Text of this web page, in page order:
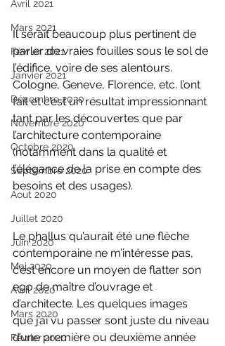
Avril 2021
Mars 2021
Février 2021
Janvier 2021
Décembre 2020
Novembre 2020
Octobre 2020
Septembre 2020
Aout 2020
Juillet 2020
Juin 2020
Mai 2020
Avril 2020
Mars 2020
Février 2020
Il serait beaucoup plus pertinent de
parler de vraies fouilles sous le sol de
l’édifice, voire de ses alentours.
Cologne, Geneve, Florence, etc. l’ont
fait et c’est un résultat impressionnant
tant par les découvertes que par
l’architecture contemporaine
(notamment dans la qualité et
l’élégance de la prise en compte des
besoins et des usages).
Le phallus qu’aurait été une flèche
contemporaine ne m’intéresse pas,
c’est encore un moyen de flatter son
ego de maître d’ouvrage et
d’architecte. Les quelques images
que j’ai vu passer sont juste du niveau
d’une première ou deuxième année